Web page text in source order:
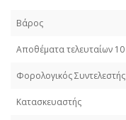
Βάρος
Απoθέματα τελευταίων 10΄
Φορολογικός Συντελεστής
Κατασκευαστής